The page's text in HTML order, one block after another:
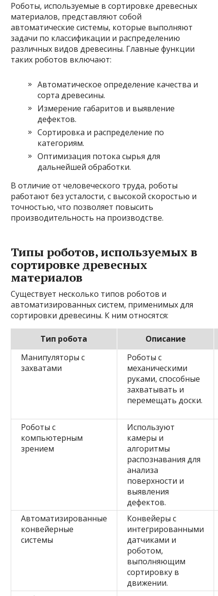
Роботы, используемые в сортировке древесных
материалов, представляют собой
автоматические системы, которые выполняют
задачи по классификации и распределению
различных видов древесины. Главные функции
таких роботов включают:
Автоматическое определение качества и
сорта древесины.
Измерение габаритов и выявление
дефектов.
Сортировка и распределение по
категориям.
Оптимизация потока сырья для
дальнейшей обработки.
В отличие от человеческого труда, роботы
работают без усталости, с высокой скоростью и
точностью, что позволяет повысить
производительность на производстве.
Типы роботов, используемых в
сортировке древесных
материалов
Существует несколько типов роботов и
автоматизированных систем, применимых для
сортировки древесины. К ним относятся:
Тип робота
Описание
Манипуляторы с
захватами
Роботы с
механическими
руками, способные
захватывать и
перемещать доски.
Роботы с
компьютерным
зрением
Используют
камеры и
алгоритмы
распознавания для
анализа
поверхности и
выявления
дефектов.
Автоматизированные
конвейерные
системы
Конвейеры с
интегрированными
датчиками и
роботом,
выполняющим
сортировку в
движении.